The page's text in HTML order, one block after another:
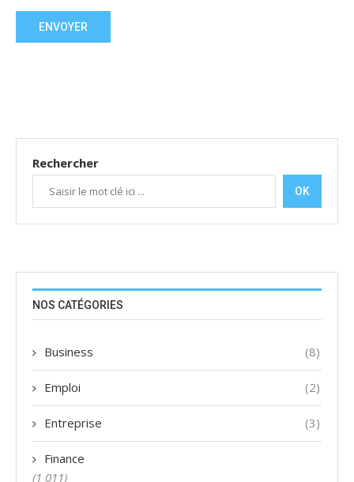
Rechercher
OK
NOS CATÉGORIES
Business (8)
Emploi (2)
Entreprise (3)
Finance
(1 011)